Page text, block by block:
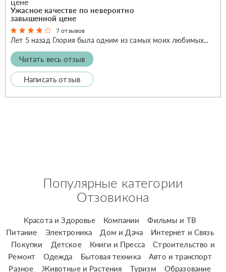
Ужасное качестве по невероятно
завышенной цене
7 отзывов
Лет 5 назад Глория была одним из самых моих любимых...
Читать весь отзыв
Написать отзыв
Популярные категории
Отзовикона
Красота и Здоровье Компании
Фильмы и ТВ
Питание
Электроника Дом и Дача
Интернет и Связь
Покупки
Детское Книги и Пресса
Строительство и
Ремонт
Одежда Бытовая техника
Авто и транспорт
Разное
Животные и Растения Туризм
Образование